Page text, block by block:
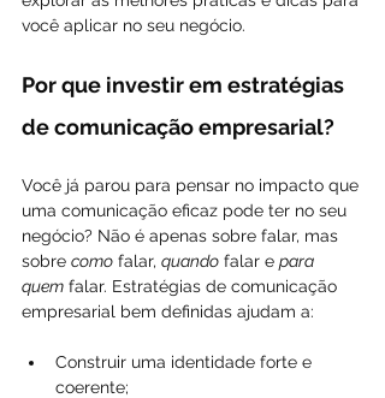
você aplicar no seu negócio.
Por que investir em estratégias
de comunicação empresarial?
Você já parou para pensar no impacto que
uma comunicação eficaz pode ter no seu
negócio? Não é apenas sobre falar, mas
sobre como falar, quando falar e para
quem falar. Estratégias de comunicação
empresarial bem definidas ajudam a:
Construir uma identidade forte e
coerente;